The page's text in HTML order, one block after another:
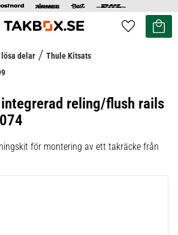
Favoriter
Kundvagn
delar
Thule Kitsats
reling/flush rails
för montering av ett takräcke från